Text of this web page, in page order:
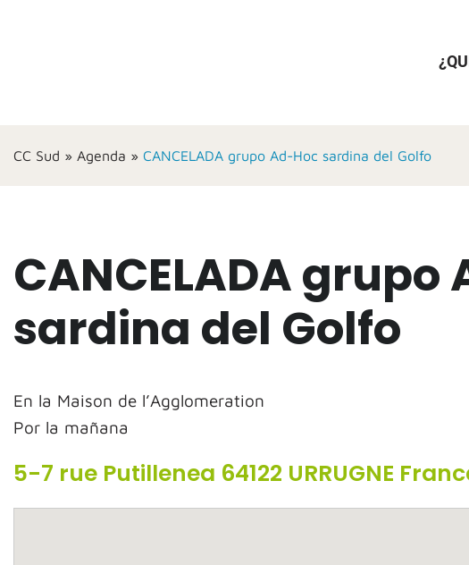
CC Sud » Agenda » CANCELADA grupo Ad-Hoc sardina del Golfo
CANCELADA grupo
sardina del Golfo
En la Maison de l’Agglomeration
Por la mañana
5-7 rue Putillenea 64122 URRUGNE